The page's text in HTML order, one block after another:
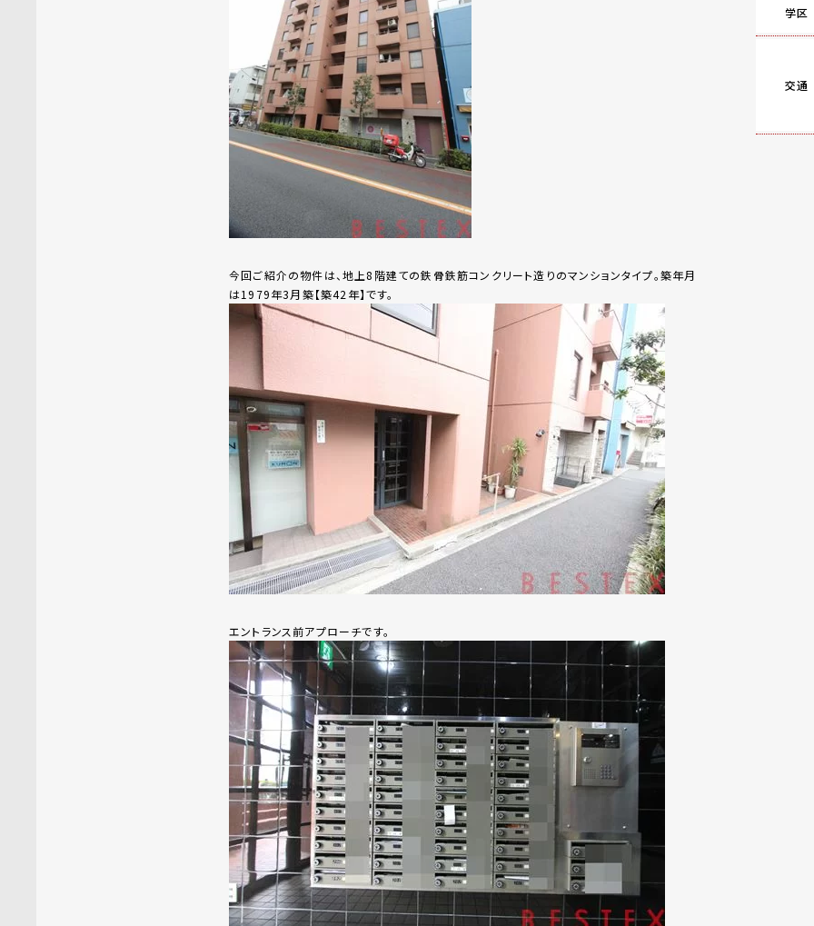
今回ご紹介の物件は、地上8階建ての鉄骨鉄筋コンクリート造りのマンションタイプ。築年月
は1979年3月築【築42年】です。
エントランス前アプローチです。
学区
交通